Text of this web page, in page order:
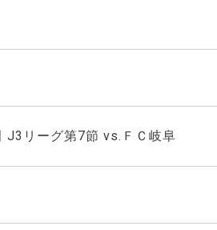
リーグ第7節 vs.ＦＣ岐阜